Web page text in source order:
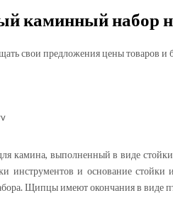
каминный набор
свои предложения цены товаров и
камина, выполненный в виде
инструментов и основание стойки
Щипцы имеют окончания в виде